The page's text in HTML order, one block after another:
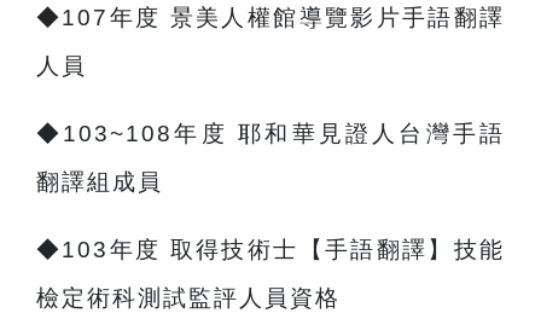
◆107年度 景美人權館導覽影片手語翻譯
人員
◆103~108年度 耶和華見證人台灣手語
翻譯組成員
◆103年度 取得技術士【手語翻譯】技能
檢定術科測試監評人員資格